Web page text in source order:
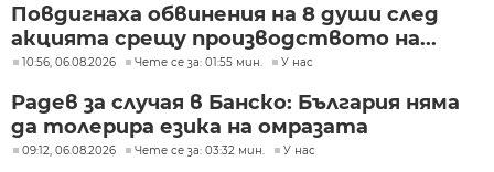
Повдигнаха обвинения на 8 души след
акцията срещу производството на...
10:56, 06.08.2026 Чете се за: 01:55 мин. У нас
Радев за случая в Банско: България няма
да толерира езика на омразата
09:12, 06.08.2026 Чете се за: 03:32 мин. У нас